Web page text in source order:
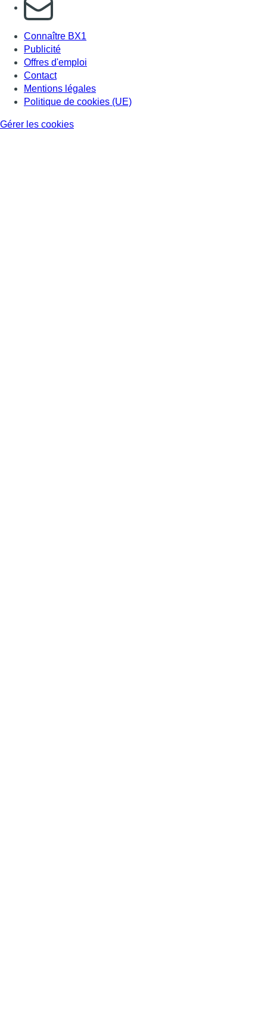
S'abonner à notre newsletter
Connaître BX1
Publicité
Offres d'emploi
Contact
Mentions légales
Politique de cookies (UE)
Gérer les cookies